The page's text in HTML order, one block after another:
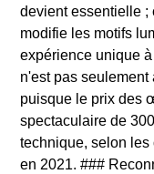
devient essentielle ;
modifie les motifs
expérience unique
n'est pas
puisque le prix des
spectaculaire de
technique, selon
en 2021. ###